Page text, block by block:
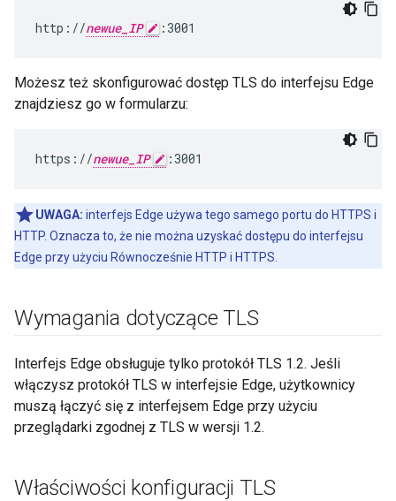
http://newue_IP :3001
Możesz też skonfigurować dostęp TLS do interfejsu Edge
znajdziesz go w formularzu:
https://newue_IP :3001
UWAGA: interfejs Edge używa tego samego portu do HTTPS i
HTTP. Oznacza to, że nie można uzyskać dostępu do interfejsu
Edge przy użyciu Równocześnie HTTP i HTTPS.
Wymagania dotyczące TLS
Interfejs Edge obsługuje tylko protokół TLS 1.2. Jeśli
włączysz protokół TLS w interfejsie Edge, użytkownicy
muszą łączyć się z interfejsem Edge przy użyciu
przeglądarki zgodnej z TLS w wersji 1.2.
Właściwości konfiguracji TLS